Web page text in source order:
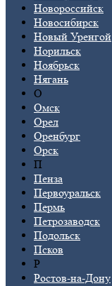
Новороссийск
Новосибирск
Новый Уренгой
Норильск
Ноябрьск
Нягань
О
Омск
Орел
Оренбург
Орск
П
Пенза
Первоуральск
Пермь
Петрозаводск
Подольск
Псков
Р
Ростов-на-Дону